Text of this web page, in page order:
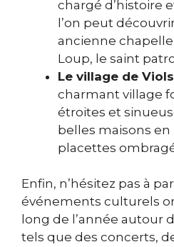
chargé d’histoire
l’on peut
ancienne
Loup, le saint
Le village de
charmant village
étroites et
belles maisons en
placettes
Enfin, n’hésitez pas à
événements culturels
long de l’année autour
tels que des concerts,